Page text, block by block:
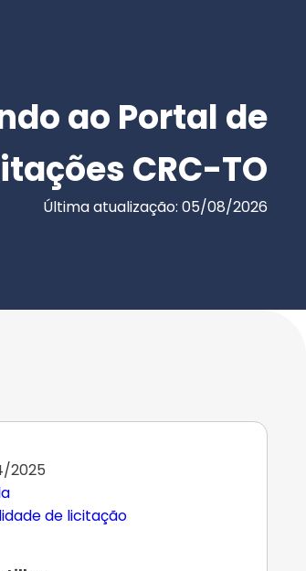
ao Portal de
CRC-TO
Última atualização: 05/08/2026
2025
de licitação